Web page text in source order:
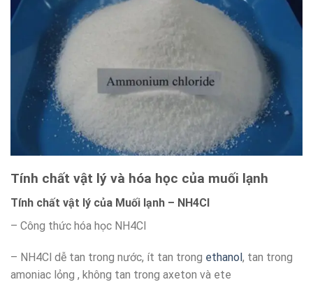
Tính chất vật lý và hóa học của muối lạnh
Tính chất vật lý của Muối lạnh – NH4Cl
– Công thức hóa học NH4Cl
– NH4Cl dễ tan trong nước, ít tan trong ethanol , tan trong
amoniac lỏng , không tan trong axeton và ete